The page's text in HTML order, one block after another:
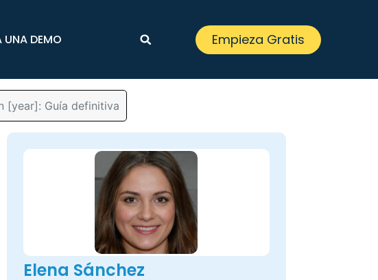
UNA DEMO Empieza Gratis
[year]: Guía definitiva
Elena Sánchez